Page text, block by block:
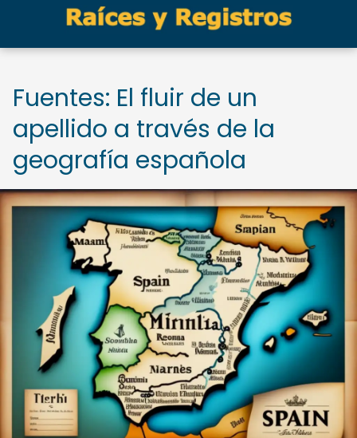
Fuentes: El fluir de un
apellido a través de la
geografía española